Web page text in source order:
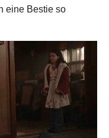
eine Bestie so